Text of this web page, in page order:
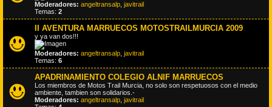
Moderadores: angeltransalp javitrail
Temas: 2
II AVENTURA MARRUECOS MOTOSTRAILMURCIA 2009
y ya van dos!!!
Moderadores: angeltransalp javitrail
Temas: 6
APADRINAMIENTO COLEGIO ALNIF MARRUECOS
Los miembros de Motos Trail Murcia, no solo son respetuosos con el medio
ambiente, tambien son solidarios.-
Moderadores: angeltransalp javitrail